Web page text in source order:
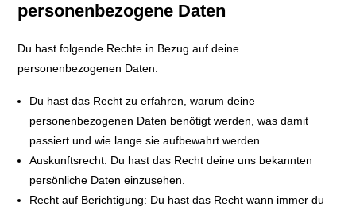
personenbezogene Daten
Du hast folgende Rechte in Bezug auf deine
personenbezogenen Daten:
Du hast das Recht zu erfahren, warum deine
personenbezogenen Daten benötigt werden, was damit
passiert und wie lange sie aufbewahrt werden.
Auskunftsrecht: Du hast das Recht deine uns bekannten
persönliche Daten einzusehen.
Recht auf Berichtigung: Du hast das Recht wann immer du